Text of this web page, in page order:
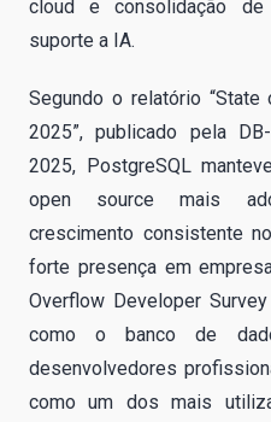
cloud e consolidação de
suporte a IA.
Segundo o relatório
2025”, publicado pela
2025, PostgreSQL
open source mais
crescimento consistente
forte presença em
Overflow Developer
como o banco de
desenvolvedores
como um dos mais